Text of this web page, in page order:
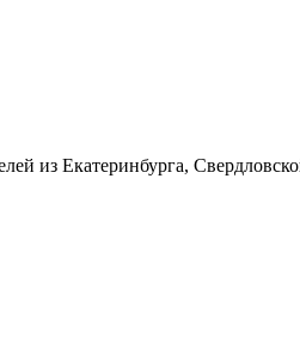
из Екатеринбурга,